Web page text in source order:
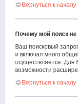
Вернуться к началу
Почему мой поиск не
Ваш поисковый
и включал много
осуществляется. Для
возможности
Вернуться к началу